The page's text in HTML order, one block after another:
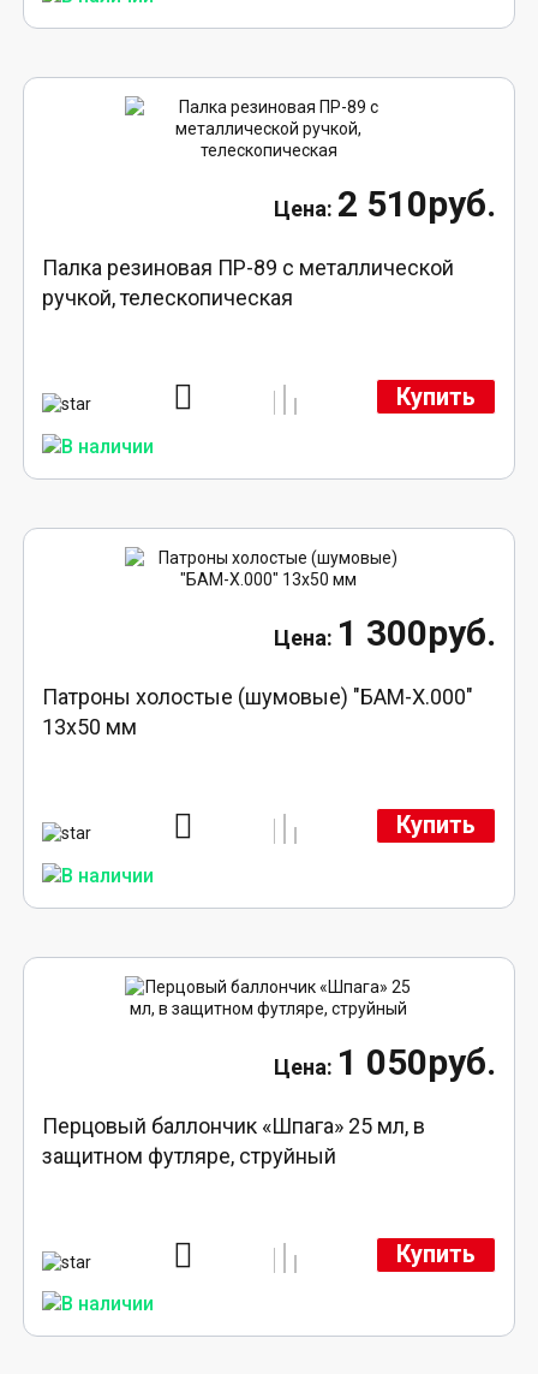
2 510руб.
Палка резиновая ПР-89 с металлической
ручкой, телескопическая
Купить
1 300руб.
Патроны холостые (шумовые) "БАМ-Х.000"
13х50 мм
Купить
1 050руб.
Перцовый баллончик «Шпага» 25 мл, в
защитном футляре, струйный
Купить